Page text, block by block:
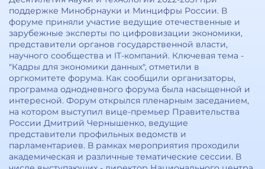
поддержке Минобрнауки и Минцифры России. В
форуме приняли участие ведущие отечественные и
зарубежные эксперты по цифровизации экономики,
представители органов государственной власти,
научного сообщества и IT-компаний. Ключевая тема -
"Кадры для экономики данных", отметили в
оргкомитете форума. Как сообщили организаторы,
программа однодневного форума была насыщенной и
интересной. Форум открылся пленарным заседанием,
на котором выступил вице-премьер Правительства
России Дмитрий Чернышенко, ведущие
представители профильных ведомств и
парламентариев. В рамках мероприятия проходили
академическая и различные тематические сессии. В